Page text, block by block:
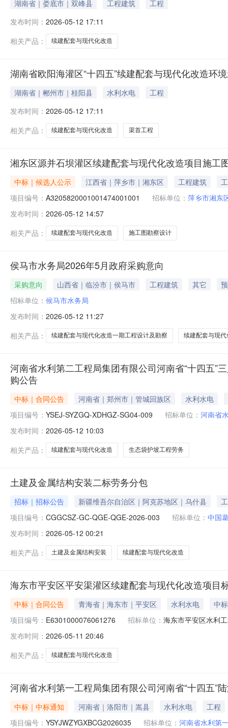
湖南省｜娄底市｜双峰县 工程建筑
工程
发布时间： 2026-05-12 17:11
相关产品：
续建配套与现代化改造
湖南省欧阳海灌区“十四五”续建配套与现代化改造环
湖南省｜郴州市｜桂阳县 水利水电
工程
发布时间： 2026-05-12 17:11
相关产品：
续建配套与现代化改造 渠首工程
湘东区源并石坝灌区续建配套与现代化改造项目施工
中标｜候选人公示 江西省｜萍乡市｜湘东区 工程建筑
项目编号： A3205820001001474001001 招标单位： 萍乡市湘东
发布时间： 2026-05-12 14:57
相关产品：
续建配套与现代化改造 施工图勘察设计
侯马市水务局2026年5月政府采购意向
采购意向 山西省｜临汾市｜侯马市 工程建筑 其它
招标单位： 侯马市水务局
发布时间： 2026-05-12 11:27
相关产品：
续建配套与现代化改造一期工程设计及勘察 续建配套与现代
河南省水利第二工程局集团有限公司河南省“十四五
购公告
中标｜合同公告 河南省｜郑州市｜管城回族区
水利水电
项目编号： YSEJ-SYZGQ-XDHGZ-SG04-009 招标单位： 河南省
发布时间： 2026-05-12 10:03
相关产品：
续建配套与现代化改造 生态袋护坡工程劳务
土建及金属结构安装二标劳务分包
招标｜招标公告 新疆维吾尔自治区｜阿克苏地区｜乌什县
项目编号： CGGCSZ-GC-QGE-QGE-2026-003 招标单位： 中国
发布时间： 2026-05-12 00:21
相关产品：
土建及金属结构安装 续建配套与现代化改造
海东市平安区平安渠灌区续建配套与现代化改造项目
中标｜合同公告 青海省｜海东市｜平安区 水利水电
中
项目编号： E6301000076061276 招标单位： 海东市平安区水利
发布时间： 2026-05-11 20:46
相关产品：
续建配套与现代化改造
河南省水利第一工程局集团有限公司河南省“十四五”
中标｜中标通知 河南省｜洛阳市｜嵩县 水利水电
工程
项目编号： YSYJWZYGXBCG2026035 招标单位： 河南省水利第